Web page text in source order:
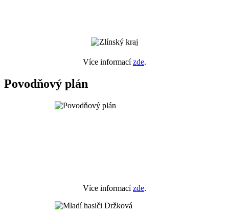
Více informacízde.
Povodňový plán
Více informacízde.